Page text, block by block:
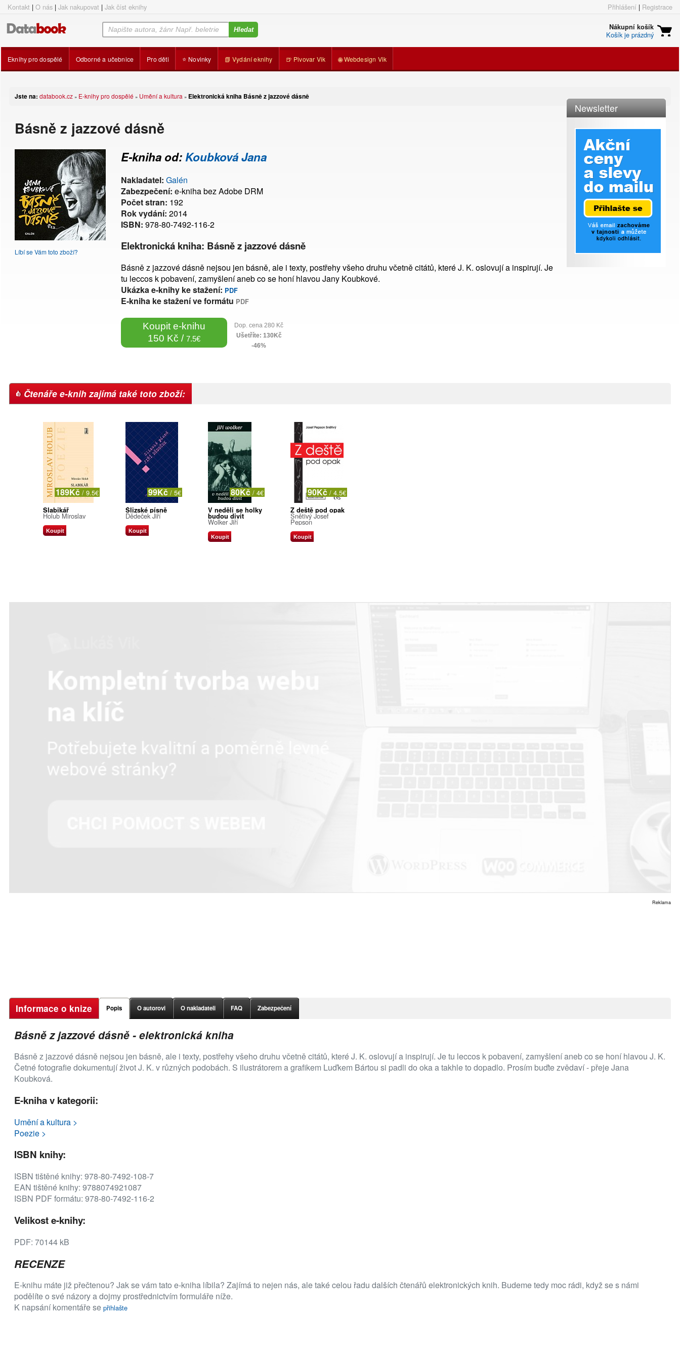
Kontakt | O nás | Jak nakupovat | Jak číst eknihy Přihlášení | Registrace
Nákupní košík
Košík je prázdný
Eknihy pro dospělé Odborné a učebnice Pro děti ⭐ Novinky 📗 Vydání eknihy 🍺 Pivovar Vik 🌐 Webdesign Vik
Jste na: databook.cz » E-knihy pro dospělé » Umění a kultura » Elektronická kniha Básně z jazzové dásně
Básně z jazzové dásně
Newsletter
Líbí se Vám toto zboží?
E-kniha od:Koubková Jana
Nakladatel: Galén
Zabezpečení: e-kniha bez Adobe DRM
Počet stran: 192
Rok vydání: 2014
ISBN: 978-80-7492-116-2
Elektronická kniha: Básně z jazzové dásně
Básně z jazzové dásně nejsou jen básně, ale i texty, postřehy všeho druhu včetně citátů, které J. K. oslovují a inspirují. Je
tu leccos k pobavení, zamyšlení aneb co se honí hlavou Jany Koubkové.
Ukázka e-knihy ke stažení: PDF
E-kniha ke stažení ve formátu PDF
Koupit e-knihu
150 Kč / 7.5€
Dop. cena 280 Kč
Ušetříte: 130Kč
-46%
Čtenáře e-knih zajímá také toto zboží:
189Kč / 9.5€
Slabikář
Holub Miroslav
Koupit
99Kč / 5€
Ślizské písně
Dědeček Jiří
Koupit
80Kč / 4€
V neděli se holky
budou divit
Wolker Jiří
Koupit
90Kč / 4.5€
Z deště pod opak
Snětivý Josef
Pepson
Koupit
Reklama
Informace o knize Popis O autorovi O nakladateli FAQ Zabezpečení
Básně z jazzové dásně - elektronická kniha
Básně z jazzové dásně nejsou jen básně, ale i texty, postřehy všeho druhu včetně citátů, které J. K. oslovují a inspirují. Je tu leccos k pobavení, zamyšlení aneb co se honí hlavou J. K.
Četné fotografie dokumentují život J. K. v různých podobách. S ilustrátorem a grafikem Luďkem Bártou si padli do oka a takhle to dopadlo. Prosím buďte zvědaví - přeje Jana
Koubková.
E-kniha v kategorii:
Umění a kultura >
Poezie >
ISBN knihy:
ISBN tištěné knihy: 978-80-7492-108-7
EAN tištěné knihy: 9788074921087
ISBN PDF formátu: 978-80-7492-116-2
Velikost e-knihy:
PDF: 70144 kB
RECENZE
E-knihu máte již přečtenou? Jak se vám tato e-kniha líbila? Zajímá to nejen nás, ale také celou řadu dalších čtenářů elektronických knih. Budeme tedy moc rádi, když se s námi
podělíte o své názory a dojmy prostřednictvím formuláře níže.
K napsání komentáře se přihlašte